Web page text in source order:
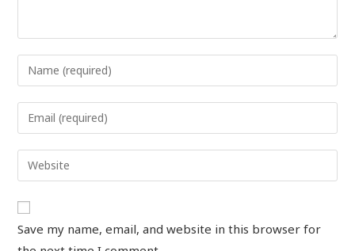
Save my name, email, and website in this browser for